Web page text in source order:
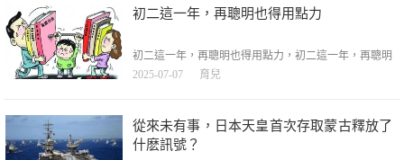
園市集街&手作帳篷區世園市集街：意趣與文藝交織碰
初二這一年，再聰明也得用點力
初二這一年，再聰明也得用點力，初二這一年，再聰明
也得用點力，人有兩種，一種是真不行，一種是還沒開
像一群感情受挫的詩人——語文一寫就是議論文，數學
一碰就腦抽筋，英語單詞看得
2025-07-07 育兒
從來未有事，日本天皇首次存取蒙古釋放了
什麽訊號？